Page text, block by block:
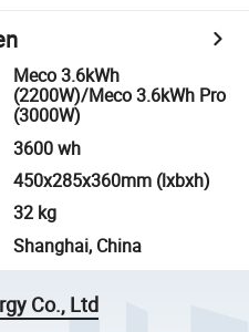
Meco 3.6kWh
(2200W)/Meco 3.6kWh Pro
(3000W)
3600 wh
450x285x360mm (lxbxh)
32 kg
Shanghai, China
Co., Ltd